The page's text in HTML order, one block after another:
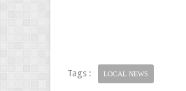
Tags : LOCAL NEWS